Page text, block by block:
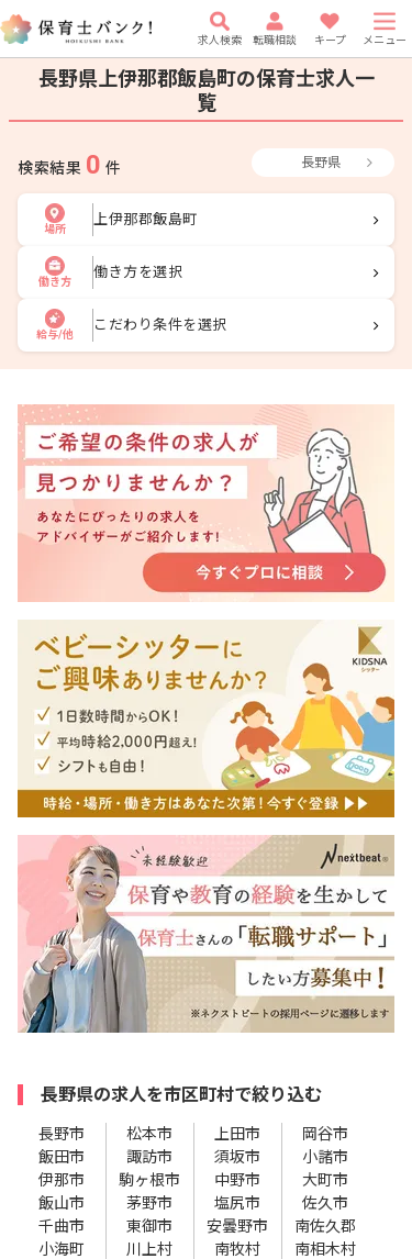
求人検索 転職相談 キープ メニュー
長野県上伊那郡飯島町の保育士求人一
覧
検索結果 0 件 長野県
場所
上伊那郡飯島町
働き方
働き方を選択
給与/他
こだわり条件を選択
長野県の求人を市区町村で絞り込む
長野市 松本市 上田市
岡谷市
飯田市
諏訪市 須坂市
小諸市
伊那市
駒ヶ根市 中野市
大町市
飯山市
茅野市 塩尻市
佐久市
千曲市
東御市 安曇野市
南佐久郡
小海町
川上村 南牧村
南相木村